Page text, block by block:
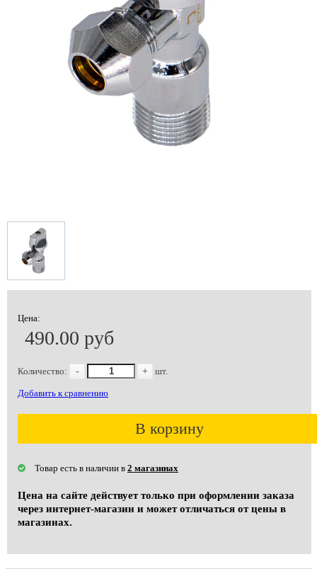
Цена:
490.00 руб
Количество: - + шт.
Добавить к сравнению
В корзину
Товар есть в наличии в 2 магазинах
Цена на сайте действует только при оформлении заказа
через интернет-магазин и может отличаться от цены в
магазинах.